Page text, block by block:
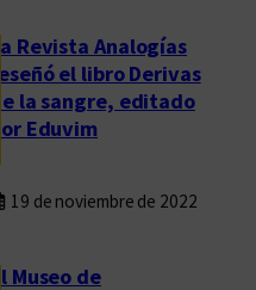
La Revista Analogías
reseñó el libro Derivas
de la sangre, editado
por Eduvim
19 de noviembre de 2022
El Museo de